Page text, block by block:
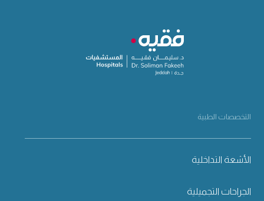
التخصصات الطبية
الأشعة التداخلية
الجراحات التجميلية